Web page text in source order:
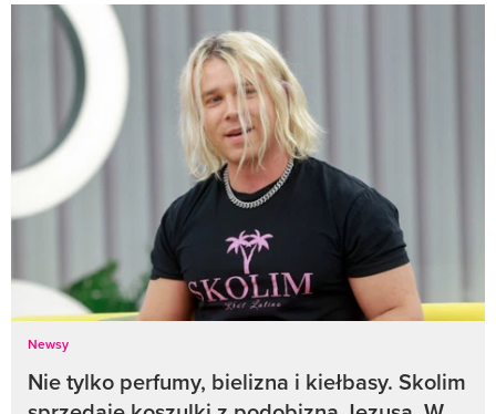
Newsy
Nie tylko perfumy, bielizna i kiełbasy. Skolim